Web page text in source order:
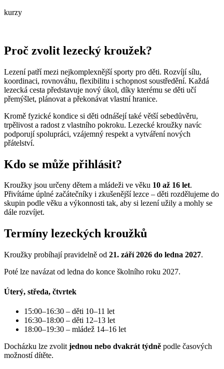
kurzy
Proč zvolit lezecký kroužek?
Lezení patří mezi nejkomplexnější sporty pro děti. Rozvíjí sílu,
koordinaci, rovnováhu, flexibilitu i schopnost soustředění. Každá
lezecká cesta představuje nový úkol, díky kterému se děti učí
přemýšlet, plánovat a překonávat vlastní hranice.
Kromě fyzické kondice si děti odnášejí také větší sebedůvěru,
trpělivost a radost z vlastního pokroku. Lezecké kroužky navíc
podporují spolupráci, vzájemný respekt a vytváření nových
přátelství.
Kdo se může přihlásit?
Kroužky jsou určeny dětem a mládeži ve věku 10 až 16 let.
Přivítáme úplné začátečníky i zkušenější lezce – děti rozdělujeme do
skupin podle věku a výkonnosti tak, aby si lezení užily a mohly se
dále rozvíjet.
Termíny lezeckých kroužků
Kroužky probíhají pravidelně od 21. září 2026 do ledna 2027.
Poté lze navázat od ledna do konce školního roku 2027.
Úterý, středa, čtvrtek
15:00–16:30 – děti 10–11 let
16:30–18:00 – děti 12–13 let
18:00–19:30 – mládež 14–16 let
Docházku lze zvolit jednou nebo dvakrát týdně podle časových
možností dítěte.